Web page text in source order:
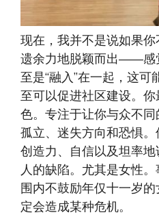
现在，我并不是说如果
遗余力地脱颖而出——感
至是“融入”在一起，这
至可以促进社区建设。
色。专注于让你与众不
孤立、迷失方向和恐惧。
创造力、自信以及坦率
人的缺陷。尤其是女性
围内不鼓励年仅十一岁
定会造成某种危机。